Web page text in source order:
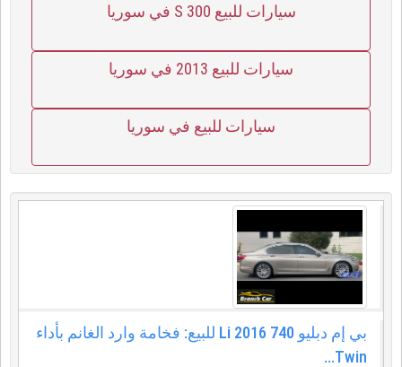
سيارات للبيع S 300 في سوريا
سيارات للبيع 2013 في سوريا
سيارات للبيع في سوريا
بي إم دبليو 740 Li 2016 للبيع: فخامة وارد الغانم بأداء
Twin...